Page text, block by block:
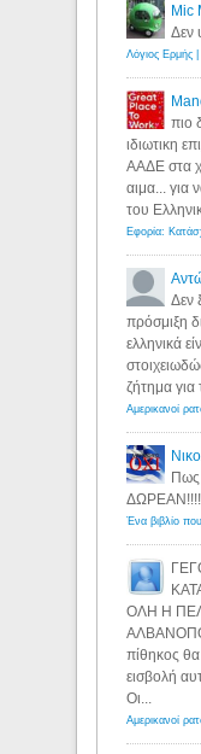
Mic
Δεν
πιο
ιδιωτικη
ΑΑΔΕ στα
αιμα... για
του
Δεν
πρόσμιξη
ελληνικά
ζήτημα για
Πως
ΔΩΡΕΑΝ!!!!
ΟΛΗ Η
πίθηκος
εισβολή
Οι...